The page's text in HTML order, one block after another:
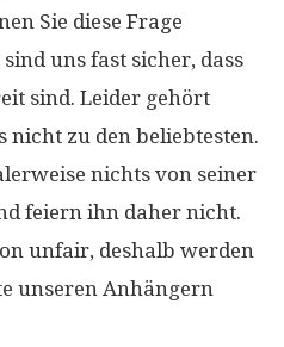
Sie diese Frage
uns fast sicher, dass
sind. Leider gehört
nicht zu den beliebtesten.
nichts von seiner
feiern ihn daher nicht.
unfair, deshalb werden
unseren Anhängern